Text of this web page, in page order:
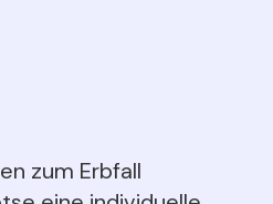
zum Erbfall